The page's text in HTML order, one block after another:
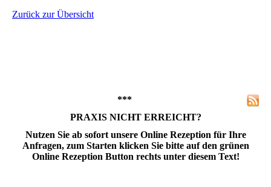
Zurück zur Übersicht
***
PRAXIS NICHT ERREICHT?
Nutzen Sie ab sofort unsere Online Rezeption für Ihre
Anfragen, zum Starten klicken Sie bitte auf den grünen
Online Rezeption Button rechts unter diesem Text!